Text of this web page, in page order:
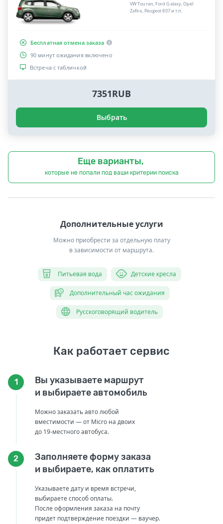
VW Touran, Ford Galaxy, Opel
Zafira, Peugeot 807 и т.п.
Бесплатная отмена заказа
90 минут ожидания включено
Встреча с табличкой
7351RUB
Выбрать
Еще варианты,
которые не попали под ваши критерии поиска
Дополнительные услуги
Можно приобрести за отдельную плату
в зависимости от маршрута.
Питьевая вода Детские кресла
Дополнительный час ожидания
Русскоговорящий водитель
Как работает сервис
1
Вы указываете маршрут
и выбираете автомобиль
Можно заказать авто любой
вместимости — от Micro на двоих
до 19-местного автобуса.
2
Заполняете форму заказа
и выбираете, как оплатить
Указываете дату и время встречи,
выбираете способ оплаты.
После оформления заказа на почту
придет подтверждение поездки — ваучер.